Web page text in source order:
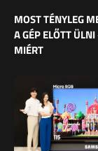
MOST TÉNYLEG
A GÉP ELŐTT
MIÉRT